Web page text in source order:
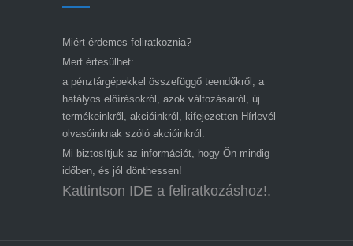
Miért érdemes feliratkoznia?
Mert értesülhet:
a pénztárgépekkel összefüggő teendőkről, a
hatályos előírásokról, azok változásairól, új
termékeinkről, akcióinkról, kifejezetten Hírlevél
olvasóinknak szóló akcióinkról.
Mi biztosítjuk az információt, hogy Ön mindig
időben, és jól dönthessen!
Kattintson IDE a feliratkozáshoz!.